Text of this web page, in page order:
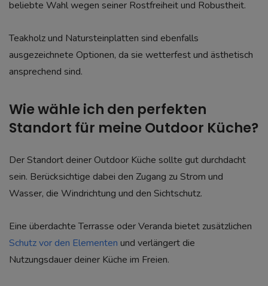
beliebte Wahl wegen seiner Rostfreiheit und Robustheit.
Teakholz und Natursteinplatten sind ebenfalls
ausgezeichnete Optionen, da sie wetterfest und ästhetisch
ansprechend sind.
Wie wähle ich den perfekten
Standort für meine Outdoor Küche?
Der Standort deiner Outdoor Küche sollte gut durchdacht
sein. Berücksichtige dabei den Zugang zu Strom und
Wasser, die Windrichtung und den Sichtschutz.
Eine überdachte Terrasse oder Veranda bietet zusätzlichen
Schutz vor den Elementen und verlängert die
Nutzungsdauer deiner Küche im Freien.